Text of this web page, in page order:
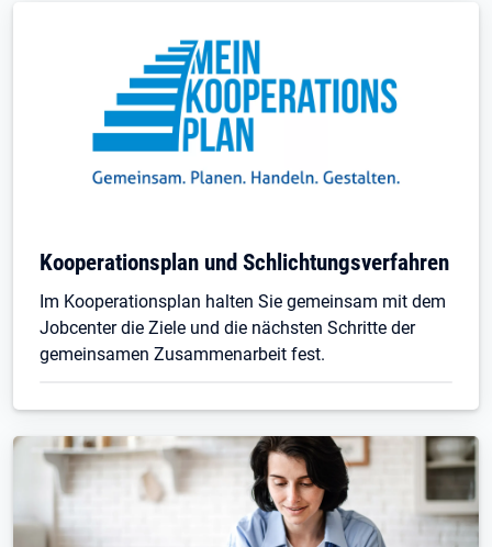
Kooperationsplan und Schlichtungsverfahren
Im Kooperationsplan halten Sie gemeinsam mit dem
Jobcenter die Ziele und die nächsten Schritte der
gemeinsamen Zusammenarbeit fest.